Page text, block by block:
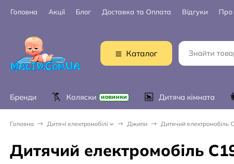
Головна Акції Блог Доставка та Оплата Відгуки Про
Каталог
Бренди Коляски новинки Дитяча кімната
Головна Дитячі електромобілі Джипи Дитячий електромобіль
Дитячий електромобіль